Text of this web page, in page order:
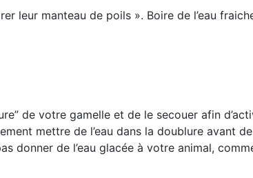
leur manteau de poils ». Boire de l’eau
de votre gamelle et de le secouer afin
mettre de l’eau dans la doublure avant
donner de l’eau glacée à votre animal,